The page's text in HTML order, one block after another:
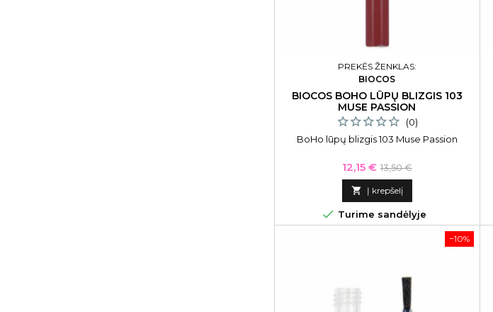
PREKĖS ŽENKLAS:
BIOCOS
BIOCOS BOHO LŪPŲ BLIZGIS 103
MUSE PASSION
(0)
BoHo lūpų blizgis 103 Muse Passion
Kaina
12,15 € Bazinė
kaina
13,50 €
 Į krepšelį
 Turime sandėlyje
−10%